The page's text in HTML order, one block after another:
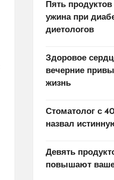
Пять
ужина при
диетологов
Здоровое
вечерние
жизнь
Стоматолог с
назвал
Девять
повышают